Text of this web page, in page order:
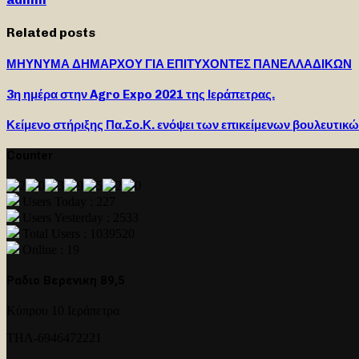
Related posts
ΜΗΥΝΥΜΑ ΔΗΜΑΡΧΟΥ ΓΙΑ ΕΠΙΤΥΧΟΝΤΕΣ ΠΑΝΕΛΛΑΔΙΚΩΝ
3η ημέρα στην Agro Expo 2021 της Ιεράπετρας.
Κείμενο στήριξης Πα.Σο.Κ. ενόψει των επικείμενων